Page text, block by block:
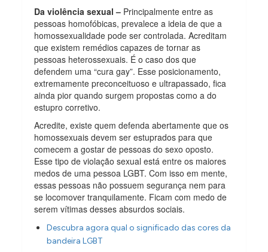
Da violência sexual – Principalmente entre as
pessoas homofóbicas, prevalece a ideia de que a
homossexualidade pode ser controlada. Acreditam
que existem remédios capazes de tornar as
pessoas heterossexuais. É o caso dos que
defendem uma “cura gay”. Esse posicionamento,
extremamente preconceituoso e ultrapassado, fica
ainda pior quando surgem propostas como a do
estupro corretivo.
Acredite, existe quem defenda abertamente que os
homossexuais devem ser estuprados para que
comecem a gostar de pessoas do sexo oposto.
Esse tipo de violação sexual está entre os maiores
medos de uma pessoa LGBT. Com isso em mente,
essas pessoas não possuem segurança nem para
se locomover tranquilamente. Ficam com medo de
serem vítimas desses absurdos sociais.
Descubra agora qual o significado das cores da
bandeira LGBT